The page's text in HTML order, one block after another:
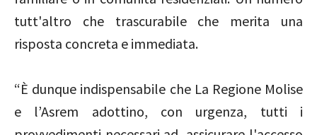
tutt'altro che trascurabile che merita una
risposta concreta e immediata.
“È dunque indispensabile che La Regione Molise
e l’Asrem adottino, con urgenza, tutti i